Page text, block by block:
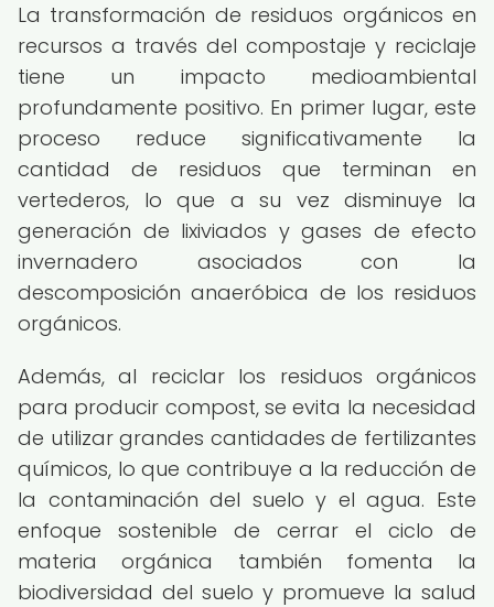
La transformación de residuos orgánicos en
recursos a través del compostaje y reciclaje
tiene un impacto medioambiental
profundamente positivo. En primer lugar, este
proceso reduce significativamente la
cantidad de residuos que terminan en
vertederos, lo que a su vez disminuye la
generación de lixiviados y gases de efecto
invernadero asociados con la
descomposición anaeróbica de los residuos
orgánicos.
Además, al reciclar los residuos orgánicos
para producir compost, se evita la necesidad
de utilizar grandes cantidades de fertilizantes
químicos, lo que contribuye a la reducción de
la contaminación del suelo y el agua. Este
enfoque sostenible de cerrar el ciclo de
materia orgánica también fomenta la
biodiversidad del suelo y promueve la salud